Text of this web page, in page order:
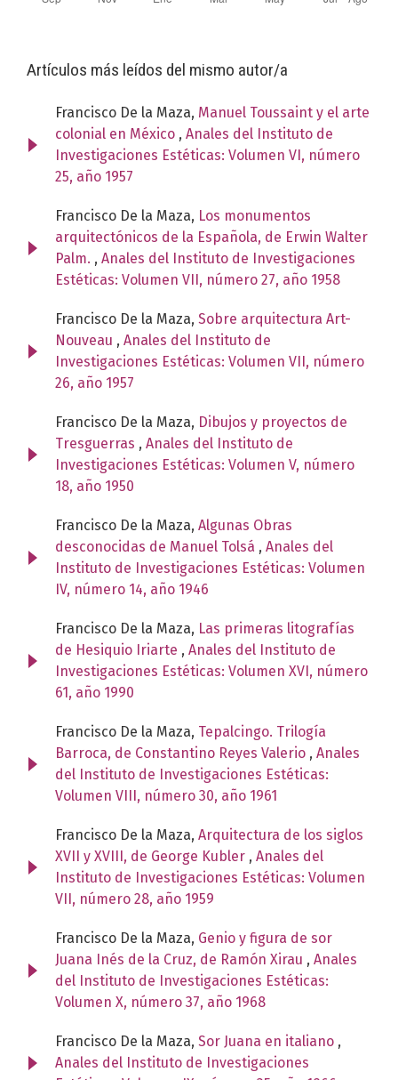
Artículos más leídos del mismo autor/a
Francisco De la Maza, Manuel Toussaint y el arte
colonial en México , Anales del Instituto de
Investigaciones Estéticas: Volumen VI, número
25, año 1957
Francisco De la Maza, Los monumentos
arquitectónicos de la Española, de Erwin Walter
Palm. , Anales del Instituto de Investigaciones
Estéticas: Volumen VII, número 27, año 1958
Francisco De la Maza, Sobre arquitectura Art-
Nouveau , Anales del Instituto de
Investigaciones Estéticas: Volumen VII, número
26, año 1957
Francisco De la Maza, Dibujos y proyectos de
Tresguerras , Anales del Instituto de
Investigaciones Estéticas: Volumen V, número
18, año 1950
Francisco De la Maza, Algunas Obras
desconocidas de Manuel Tolsá , Anales del
Instituto de Investigaciones Estéticas: Volumen
IV, número 14, año 1946
Francisco De la Maza, Las primeras litografías
de Hesiquio Iriarte , Anales del Instituto de
Investigaciones Estéticas: Volumen XVI, número
61, año 1990
Francisco De la Maza, Tepalcingo. Trilogía
Barroca, de Constantino Reyes Valerio , Anales
del Instituto de Investigaciones Estéticas:
Volumen VIII, número 30, año 1961
Francisco De la Maza, Arquitectura de los siglos
XVII y XVIII, de George Kubler , Anales del
Instituto de Investigaciones Estéticas: Volumen
VII, número 28, año 1959
Francisco De la Maza, Genio y figura de sor
Juana Inés de la Cruz, de Ramón Xirau , Anales
del Instituto de Investigaciones Estéticas:
Volumen X, número 37, año 1968
Francisco De la Maza, Sor Juana en italiano ,
Anales del Instituto de Investigaciones